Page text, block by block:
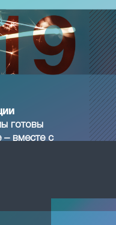
готовы
– вместе с